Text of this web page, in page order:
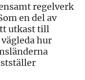
regelverk
en del av
utkast till
hur